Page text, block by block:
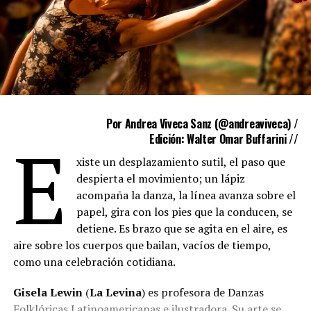
Acerca del paquete legislativo, la carta señala: “No hay
en la letra de su desarrollo el mero atisbo de
participación ni interés alguno en el quehacer cultural,
y por el contrario, el texto tiene una mirada
mercantilista que apunta sin miramientos a desfinanciar
cultura es lo único que no se puede importar. La hacen
los pueblos. Queremos seguir teniendo una identidad
propia como Nación. De otro modo solo nos quedará el
destino triste de no ser. De eso se trata esta lucha. Un
país es tan grande o tan pequeño como la medida de su
proyecto cultural”.
actividades semana tras semana para repudiar todo el
Por Andrea Viveca Sanz (@andreaviveca) /
Edición: Walter Omar Buffarini //
E
xiste un desplazamiento sutil, el paso que
despierta el movimiento; un lápiz
acompaña la danza, la línea avanza sobre el
papel, gira con los pies que la conducen, se
detiene. Es brazo que se agita en el aire, es
aire sobre los cuerpos que bailan, vacíos de tiempo,
como una celebración cotidiana.
Gisela Lewin(La Levina) es profesora de Danzas